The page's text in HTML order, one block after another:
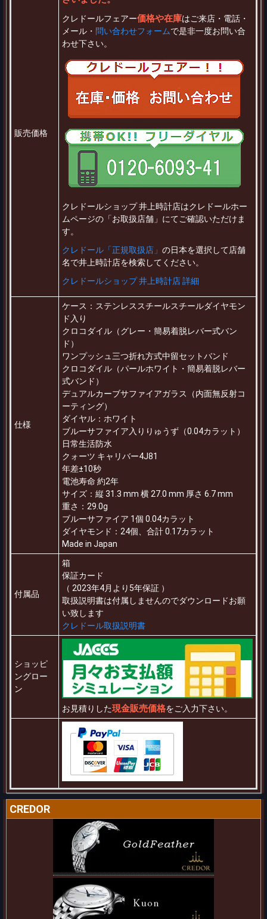
販売価格
クレドールフェアー価格や在庫はご来店・電話・
メール・ 問い合わせフォームで是非一度お問い合
わせ下さい。
クレドールショップ 井上時計店はクレドールホー
ムページの「お取扱店舗」にてご確認いただけま
す。
クレドール「正規取扱店」 の日本を選択して店舗
名で井上時計店を検索してください。
クレドールショップ 井上時計店 詳細
仕様
ケース：ステンレススチールスチールダイヤモン
ド入り
クロコダイル（グレー・簡易着脱レバー式バン
ド）
ワンプッシュ三つ折れ方式中留セットバンド
クロコダイル（パールホワイト・簡易着脱レバー
式バンド）
デュアルカーブサファイアガラス（内面無反射コ
ーティング）
ダイヤル：ホワイト
ブルーサファイア入りりゅうず（0.04カラット）
日常生活防水
クォーツ キャリバー4J81
年差±10秒
電池寿命 約2年
サイズ：縦 31.3 mm 横 27.0 mm 厚さ 6.7 mm
重さ：29.0g
ブルーサファイア 1個 0.04カラット
ダイヤモンド：24個、合計 0.17カラット
Made in Japan
付属品
箱
保証カード
（ 2023年4月より5年保証 ）
取扱説明書は付属しませんのでダウンロードお願
い致します
クレドール取扱説明書
ショッピ
ングロー
ン
お見積りした現金販売価格をご入力下さい。
CREDOR